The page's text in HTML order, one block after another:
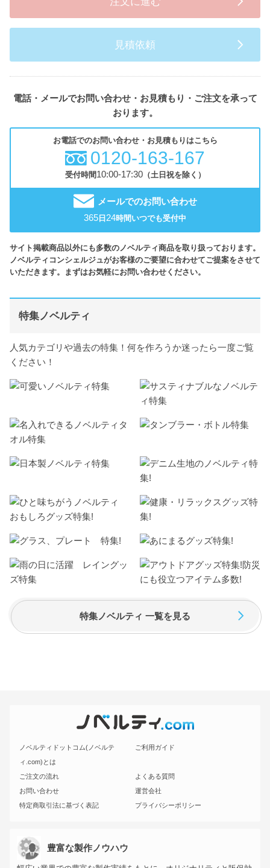
見積依頼
電話・メールでお問い合わせ・お見積もり・ご注文を承って
おります。
お電話でのお問い合わせ・お見積もりはこちら
0120-163-167
受付時間10:00-17:30（土日祝を除く）
メールでのお問い合わせ
365 日 24時間いつでも受付中
サイト掲載商品以外にも多数のノベルティ商品を取り扱っております。
ノベルティコンシェルジュがお客様のご要望に合わせてご提案をさせて
いただきます。まずはお気軽にお問い合わせください。
特集ノベルティ
人気カテゴリや過去の特集！何を作ろうか迷ったら一度ご覧
ください！
特集ノベルティ 一覧を見る
ノベルティドットコム(ノベルテ
ィ.com)とは
ご利用ガイド
ご注文の流れ
よくある質問
お問い合わせ
運営会社
特定商取引法に基づく表記
プライバシーポリシー
豊富な製作ノウハウ